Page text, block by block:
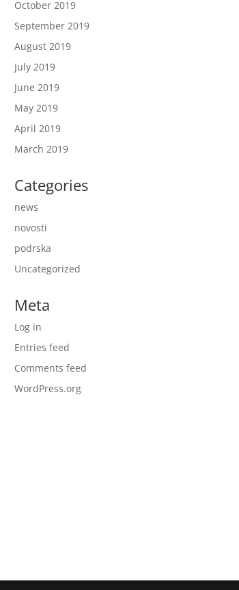
October 2019
September 2019
August 2019
July 2019
June 2019
May 2019
April 2019
March 2019
Categories
news
novosti
podrska
Uncategorized
Meta
Log in
Entries feed
Comments feed
WordPress.org